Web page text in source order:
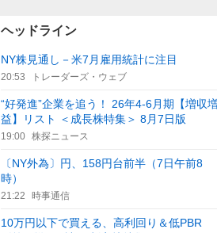
ヘッドライン
NY株見通し－米7月雇用統計に注目
20:53 トレーダーズ・ウェブ
“好発進”企業を追う！ 26年4-6月期【増収
益】リスト ＜成長株特集＞ 8月7日版
19:00 株探ニュース
〔NY外為〕円、158円台前半（7日午前8
時）
21:22 時事通信
10万円以下で買える、高利回り＆低PBR